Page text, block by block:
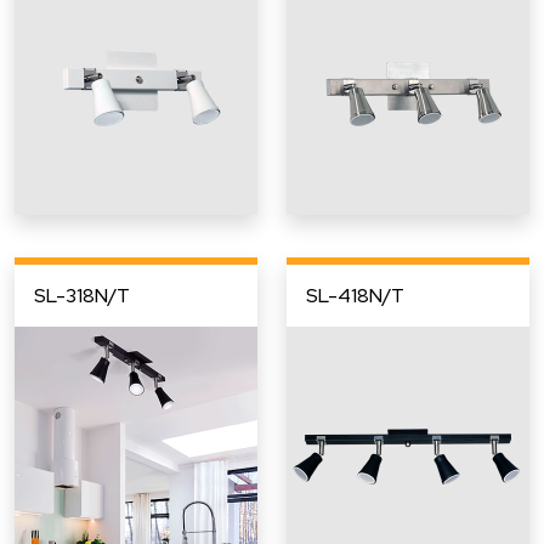
SL-318N/T SL-418N/T